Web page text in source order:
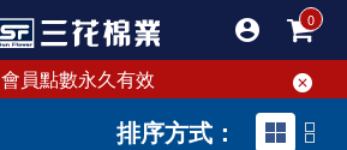
會員點數永久有效
排序方式：